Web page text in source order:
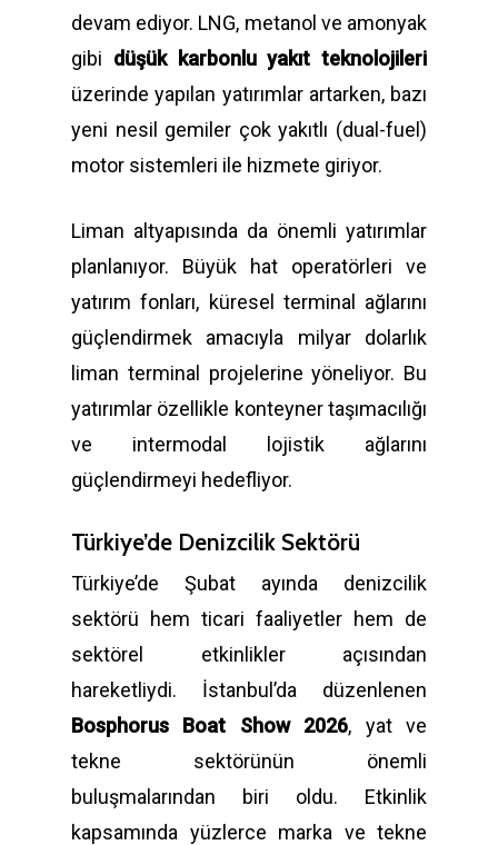
devam ediyor. LNG, metanol ve amonyak
gibi düşük karbonlu yakıt teknolojileri
üzerinde yapılan yatırımlar artarken, bazı
yeni nesil gemiler çok yakıtlı (dual-fuel)
motor sistemleri ile hizmete giriyor.
Liman altyapısında da önemli yatırımlar
planlanıyor. Büyük hat operatörleri ve
yatırım fonları, küresel terminal ağlarını
güçlendirmek amacıyla milyar dolarlık
liman terminal projelerine yöneliyor. Bu
yatırımlar özellikle konteyner taşımacılığı
ve intermodal lojistik ağlarını
güçlendirmeyi hedefliyor.
Türkiye’de Denizcilik Sektörü
Türkiye’de Şubat ayında denizcilik
sektörü hem ticari faaliyetler hem de
sektörel etkinlikler açısından
hareketliydi. İstanbul’da düzenlenen
Bosphorus Boat Show 2026, yat ve
tekne sektörünün önemli
buluşmalarından biri oldu. Etkinlik
kapsamında yüzlerce marka ve tekne